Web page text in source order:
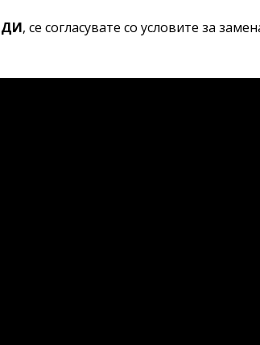
, се согласувате со условите за